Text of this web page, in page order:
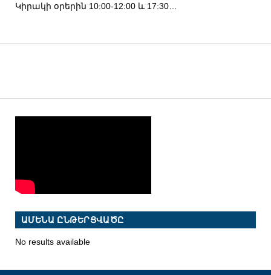
Կիրակի օրերին 10:00-12:00 և 17:30…
ԱՄԵՆԱ ԸՆԹԵՐՑՎԱԾԸ
No results available